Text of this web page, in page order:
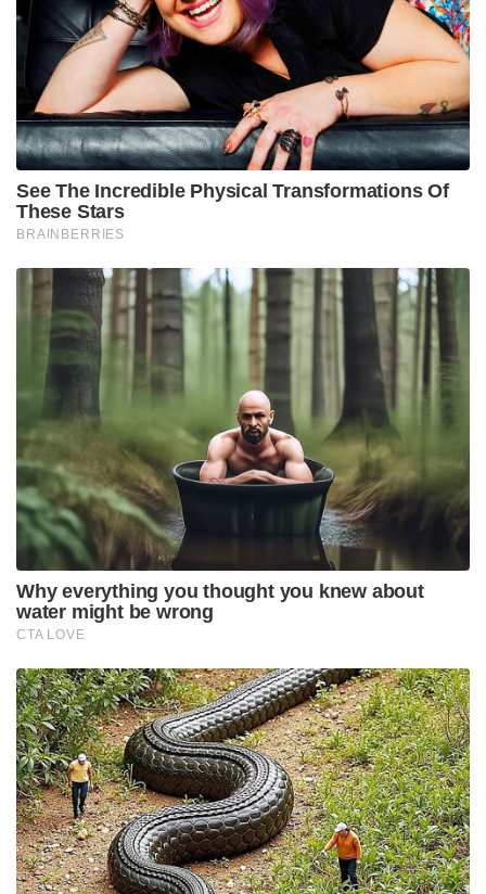
See The Incredible Physical Transformations Of
These Stars
BRAINBERRIES
Why everything you thought you knew about
water might be wrong
CTA LOVE